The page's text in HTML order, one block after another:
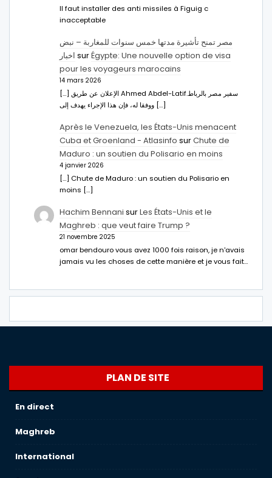
Il faut installer des anti missiles à Figuig c
inacceptable
مصر تمنح تأشيرة مدتها خمس سنوات للمغاربة – نبض
اخبار surÉgypte: Une nouvelle option de visa
pour les voyageurs marocains
14 mars 2026
[…] الإعلان عن طريق Ahmed Abdel-Latifسفير مصر بالرباط.
ووفقا له، فإن هذا الإجراء يهدف إلى […]
Après le Venezuela, les États-Unis menacent
Cuba et Groenland - Atlasinfo surChute de
Maduro : un soutien du Polisario en moins
4 janvier 2026
[…] Chute de Maduro : un soutien du Polisario en
moins […]
Hachim Bennani surLes États-Unis et le
Maghreb : que veut faire Trump ?
21 novembre 2025
omar bendouro vous avez 1000 fois raison, je n'avais
jamais vu les choses de cette manière et je vous fait…
PLAN DE SITE
En direct
Maghreb
International